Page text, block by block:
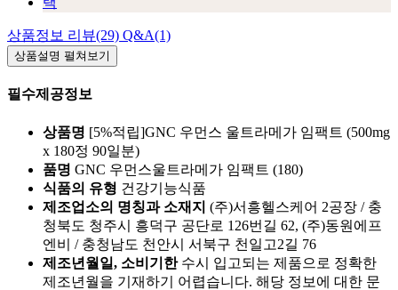
상품정보 리뷰(29) Q&A(1)
상품설명 펼쳐보기
필수제공정보
상품명 [5%적립]GNC 우먼스 울트라메가 임팩트 (500mg
x 180정 90일분)
품명 GNC 우먼스울트라메가 임팩트 (180)
식품의 유형 건강기능식품
제조업소의 명칭과 소재지 (주)서흥헬스케어 2공장 / 충
청북도 청주시 흥덕구 공단로 126번길 62, (주)동원에프
엔비 / 충청남도 천안시 서북구 천일고2길 76
제조년월일, 소비기한 수시 입고되는 제품으로 정확한
제조년월을 기재하기 어렵습니다. 해당 정보에 대한 문